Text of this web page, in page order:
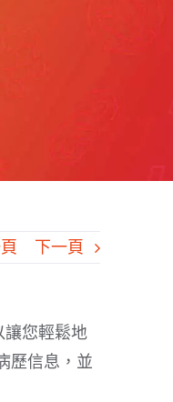
下一頁
讓您輕鬆地
歷信息，並